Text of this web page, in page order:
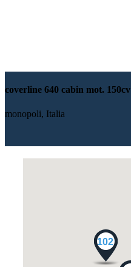
coverline 640 cabin mot. 150cv
monopoli, Italia
102